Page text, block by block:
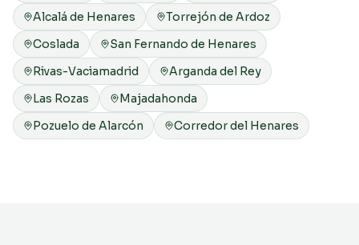
Alcalá de Henares
Torrejón de Ardoz
Coslada
San Fernando de Henares
Rivas-Vaciamadrid
Arganda del Rey
Las Rozas
Majadahonda
Pozuelo de Alarcón
Corredor del Henares